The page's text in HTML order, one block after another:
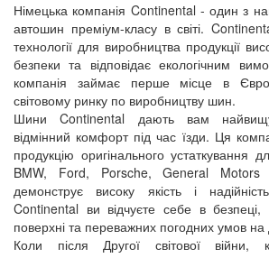
Німецька компанія Continental - один з
автошин преміум-класу в світі.
технології для виробництва продукції
безпеки та відповідає екологічним
компанія займає перше місце в
світовому ринку по виробництву шин.
Шини Continental дають вам найвищу
відмінний комфорт під час їзди. Ця
продукцію оригінального устаткування
BMW, Ford, Porsche, General
демонструє високу якість і
Continental ви відчуєте себе в безпеці,
поверхні та переважних погодних умов на
Коли після Другої світової війни,